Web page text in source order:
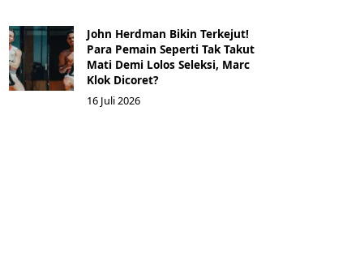
John Herdman Bikin Terkejut!
Para Pemain Seperti Tak Takut
Mati Demi Lolos Seleksi, Marc
Klok Dicoret?
16 Juli 2026